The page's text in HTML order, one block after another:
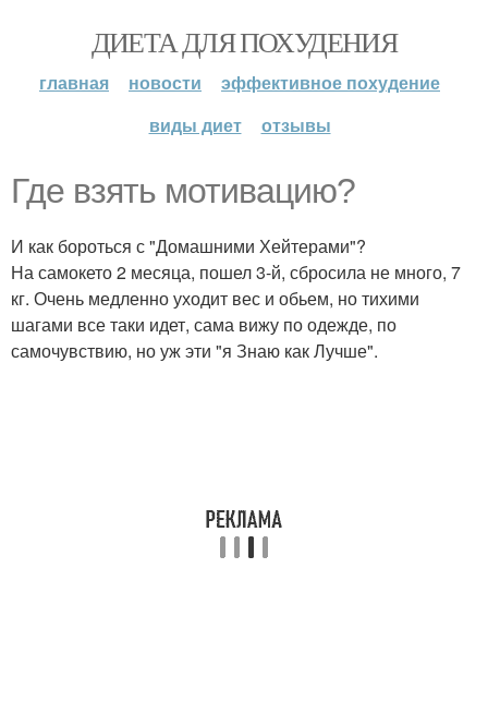
ДИЕТА ДЛЯ ПОХУДЕНИЯ
главная новости
эффективное похудение
виды диет
отзывы
Где взять мотивацию?
И как бороться с "Домашними Хейтерами"?
На самокето 2 месяца, пошел 3-й, сбросила не много, 7
кг. Очень медленно уходит вес и обьем, но тихими
шагами все таки идет, сама вижу по одежде, по
самочувствию, но уж эти "я Знаю как Лучше".